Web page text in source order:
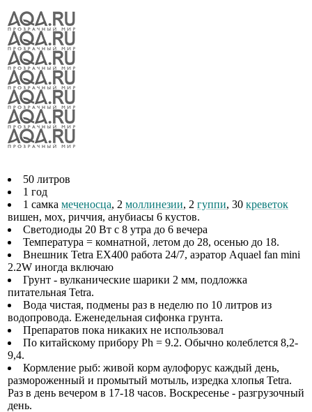
50 литров
1 год
1 самка меченосца, 2 моллинезии, 2 гуппи, 30 креветок
вишен, мох, риччия, анубиасы 6 кустов.
Светодиоды 20 Вт с 8 утра до 6 вечера
Температура = комнатной, летом до 28, осенью до 18.
Внешник Tetra EX400 работа 24/7, аэратор Aquael fan mini
2.2W иногда включаю
Грунт - вулканические шарики 2 мм, подложка
питательная Tetra.
Вода чистая, подмены раз в неделю по 10 литров из
водопровода. Еженедельная сифонка грунта.
Препаратов пока никаких не использовал
По китайскому прибору Ph = 9.2. Обычно колеблется 8,2-
9,4.
Кормление рыб: живой корм аулофорус каждый день,
размороженный и промытый мотыль, изредка хлопья Tetra.
Раз в день вечером в 17-18 часов. Воскресенье - разгрузочный
день.